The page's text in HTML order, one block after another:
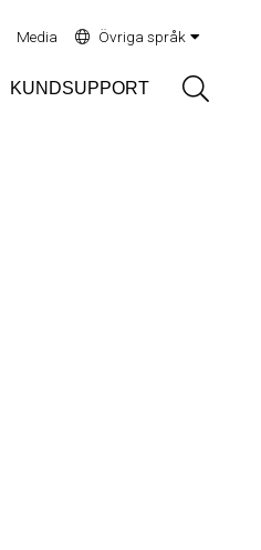
Media Övriga språk
KUNDSUPPORT